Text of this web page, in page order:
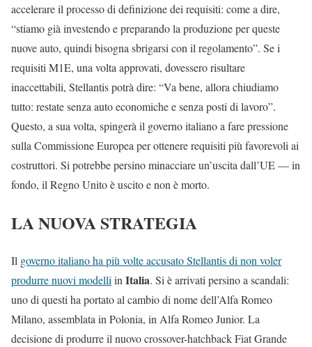
accelerare il processo di definizione dei requisiti: come a dire,
“stiamo già investendo e preparando la produzione per queste
nuove auto, quindi bisogna sbrigarsi con il regolamento”. Se i
requisiti M1E, una volta approvati, dovessero risultare
inaccettabili, Stellantis potrà dire: “Va bene, allora chiudiamo
tutto: restate senza auto economiche e senza posti di lavoro”.
Questo, a sua volta, spingerà il governo italiano a fare pressione
sulla Commissione Europea per ottenere requisiti più favorevoli ai
costruttori. Si potrebbe persino minacciare un’uscita dall’UE — in
fondo, il Regno Unito è uscito e non è morto.
LA NUOVA STRATEGIA
Il governo italiano ha più volte accusato Stellantis di non voler
produrre nuovi modelliinItalia. Si è arrivati persino a scandali:
uno di questi ha portato al cambio di nome dell’Alfa Romeo
Milano, assemblata in Polonia, in Alfa Romeo Junior. La
decisione di produrre il nuovo crossover-hatchback Fiat Grande